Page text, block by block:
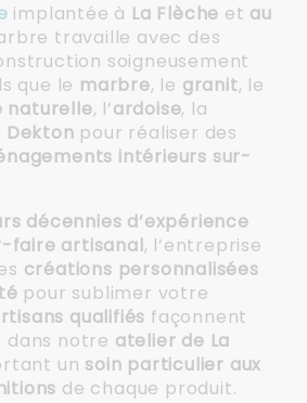
implantée à La Flèche et au
travaille avec des
soigneusement
que le marbre, le granit, le
naturelle, l’ardoise, la
Dekton pour réaliser des
intérieurs sur-
décennies d’expérience
faire artisanal, l’entreprise
créations personnalisées
pour sublimer votre
qualifiés façonnent
dans notre atelier de La
un soin particulier aux
de chaque produit.